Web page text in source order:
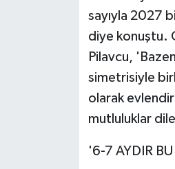
sayıyla 2027
diye konuştu.
Pilavcu,
simetrisiyle
olarak
mutluluklar
'6-7 AYDIR